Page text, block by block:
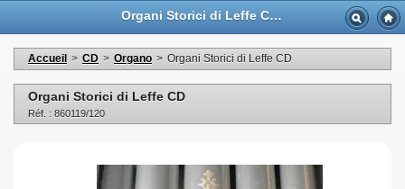
Organi Storici di Leffe CD - Casa Musicale Eco
Accueil > CD > Organo > Organi Storici di Leffe CD
Organi Storici di Leffe CD
Réf. : 860119/120